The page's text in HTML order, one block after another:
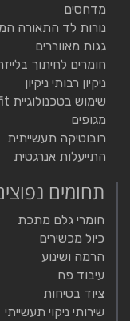
מדחסים
נורות לד התאורה
גגות מאווררים
חומרים לחיתוך
ניקיון רבותי ניקיון
שימוש בטכנולוגיית Retrofit
מגופים
רובוטיקה תעשייתית
התייעלות אנרגטית
תחומים
חומרי גלם מתכת
כיול מכשירים
הרמה ושינוע
עיבוד פח
ציוד בטיחות
שירותי ניקוי תעשייתי